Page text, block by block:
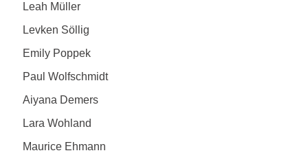
Leah Müller
Levken Söllig
Emily Poppek
Paul Wolfschmidt
Aiyana Demers
Lara Wohland
Maurice Ehmann